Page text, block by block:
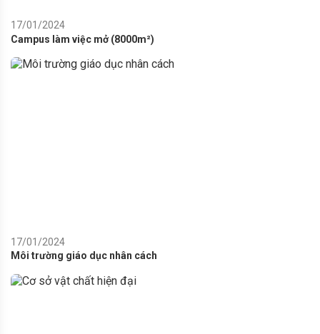
17/01/2024
Campus làm việc mở (8000m²)
17/01/2024
Môi trường giáo dục nhân cách